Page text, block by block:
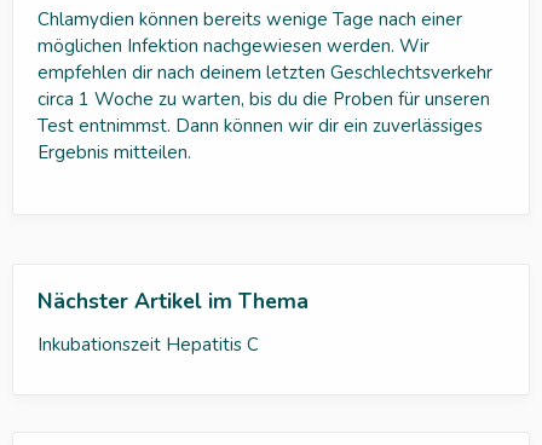
Chlamydien können bereits wenige Tage nach einer
möglichen Infektion nachgewiesen werden. Wir
empfehlen dir nach deinem letzten Geschlechtsverkehr
circa 1 Woche zu warten, bis du die Proben für unseren
Test entnimmst. Dann können wir dir ein zuverlässiges
Ergebnis mitteilen.
Nächster Artikel im Thema
Inkubationszeit Hepatitis C